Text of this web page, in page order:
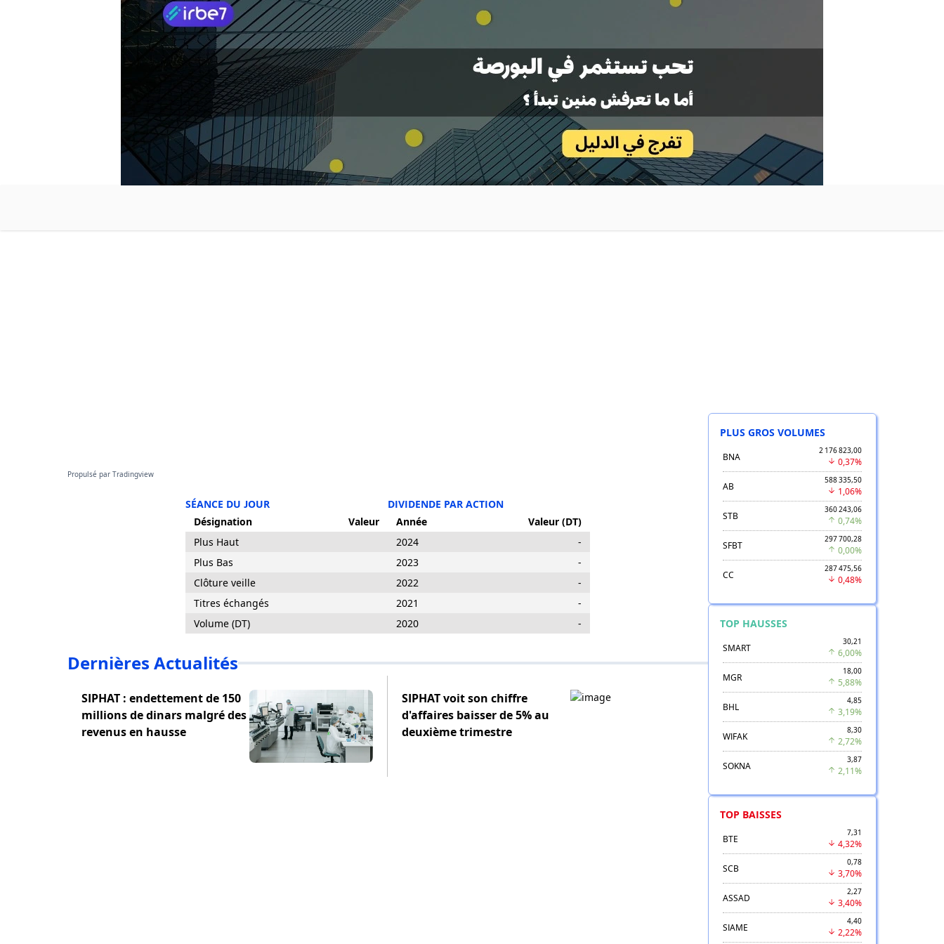
Propulsé par Tradingview
SÉANCE DU JOUR
Désignation
Valeur
Plus Haut
Plus Bas
Clôture veille
Titres échangés
Volume (DT)
DIVIDENDE PAR ACTION
Année
Valeur (DT)
2024
-
2023
-
2022
-
2021
-
2020
-
Dernières Actualités
SIPHAT : endettement de 150
millions de dinars malgré des
revenus en hausse
SIPHAT voit son chiffre
d'affaires baisser de 5% au
deuxième trimestre
PLUS GROS VOLUMES
BNA
2 176 823,00
0,37%
AB
588 335,50
1,06%
STB
360 243,06
0,74%
SFBT
297 700,28
0,00%
CC
287 475,56
0,48%
TOP HAUSSES
SMART
30,21
6,00%
MGR
18,00
5,88%
BHL
4,85
3,19%
WIFAK
8,30
2,72%
SOKNA
3,87
2,11%
TOP BAISSES
BTE
7,31
4,32%
SCB
0,78
3,70%
ASSAD
2,27
3,40%
SIAME
4,40
2,22%